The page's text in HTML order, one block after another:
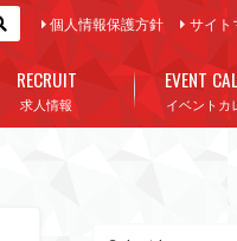
個人情報保護方針 サイト
求人情報
RECRUIT
イベントカ
EVENT